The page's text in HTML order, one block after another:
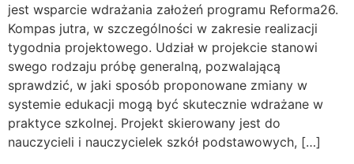
jest wsparcie wdrażania założeń programu Reforma26.
Kompas jutra, w szczególności w zakresie realizacji
tygodnia projektowego. Udział w projekcie stanowi
swego rodzaju próbę generalną, pozwalającą
sprawdzić, w jaki sposób proponowane zmiany w
systemie edukacji mogą być skutecznie wdrażane w
praktyce szkolnej. Projekt skierowany jest do
nauczycieli i nauczycielek szkół podstawowych, […]